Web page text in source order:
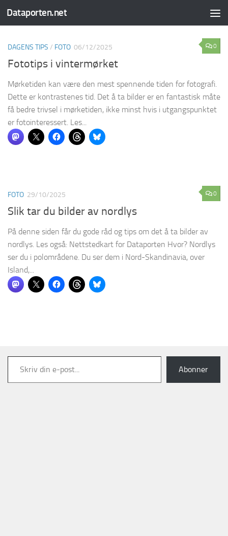
Skip to content
Dataporten.net
0
DAGENS TIPS / FOTO 06/12/2025
Fototips i vintermørket
Mørketiden kan være den mest spennende tiden for fotografi.
Dette er kontrastenes tid. Det å ta bilder er en fantastisk måte
få bedre trivsel i mørketiden, ikke minst hvis i utgangspunktet
er fotointeressert. Les...
0
FOTO 29/10/2025
Slik tar du bilder av nordlys
På denne siden får du gode råd og tips om det å ta bilder av
nordlys. Les også: Nettstedkart for Dataporten Hvor? Nordlys
ser du i polområdene. Du ser dem i Nord-Skandinavia, over
Island,...
Skriv din e-post...
Abonner